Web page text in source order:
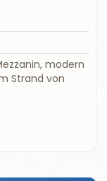
modern
Strand von